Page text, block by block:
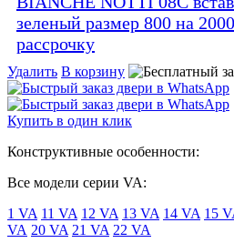
Удалить В корзину
Купить в один клик
Конструктивные особенности:
Все модели серии VA:
1 VA 11 VA 12 VA 13 VA 14 VA 15
VA 20 VA 21 VA 22 VA